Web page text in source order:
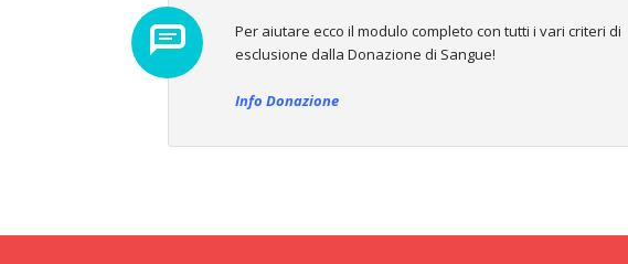
Per aiutare ecco il modulo completo con tutti i vari criteri di
esclusione dalla Donazione di Sangue!
Info Donazione